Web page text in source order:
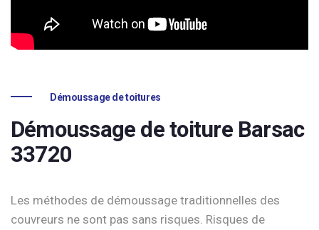
Démoussage de toitures
Démoussage de toiture Barsac
33720
Les méthodes de démoussage traditionnelles des
couvreurs ne sont pas sans risques. Risques de